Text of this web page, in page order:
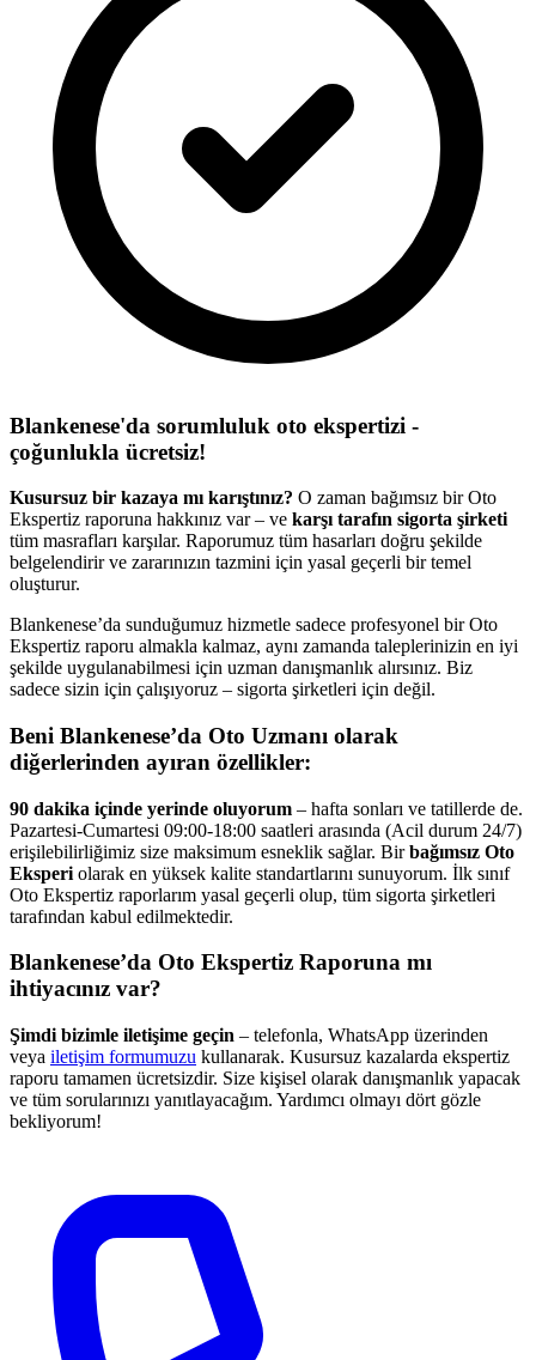
Blankenese'da sorumluluk oto ekspertizi -
çoğunlukla ücretsiz!
Kusursuz bir kazaya mı karıştınız? O zaman bağımsız bir Oto
Ekspertiz raporuna hakkınız var – ve karşı tarafın sigorta şirketi
tüm masrafları karşılar. Raporumuz tüm hasarları doğru şekilde
belgelendirir ve zararınızın tazmini için yasal geçerli bir temel
oluşturur.
Blankenese’da sunduğumuz hizmetle sadece profesyonel bir Oto
Ekspertiz raporu almakla kalmaz, aynı zamanda taleplerinizin en iyi
şekilde uygulanabilmesi için uzman danışmanlık alırsınız. Biz
sadece sizin için çalışıyoruz – sigorta şirketleri için değil.
Beni Blankenese’da Oto Uzmanı olarak
diğerlerinden ayıran özellikler:
90 dakika içinde yerinde oluyorum – hafta sonları ve tatillerde de.
Pazartesi-Cumartesi 09:00-18:00 saatleri arasında (Acil durum 24/7)
erişilebilirliğimiz size maksimum esneklik sağlar. Birbağımsız Oto
Eksperi olarak en yüksek kalite standartlarını sunuyorum. İlk sınıf
Oto Ekspertiz raporlarım yasal geçerli olup, tüm sigorta şirketleri
tarafından kabul edilmektedir.
Blankenese’da Oto Ekspertiz Raporuna mı
ihtiyacınız var?
Şimdi bizimle iletişime geçin – telefonla, WhatsApp üzerinden
veya iletişim formumuzu kullanarak. Kusursuz kazalarda ekspertiz
raporu tamamen ücretsizdir. Size kişisel olarak danışmanlık yapacak
ve tüm sorularınızı yanıtlayacağım. Yardımcı olmayı dört gözle
bekliyorum!